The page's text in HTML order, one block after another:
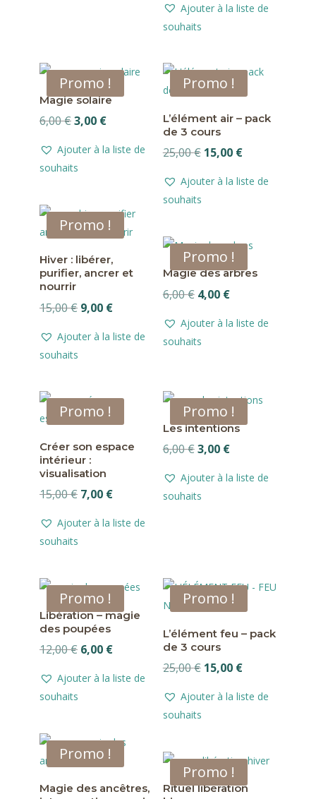
initial
était :
actuel
Ajouter à la liste de
souhaits
Promo !
Magie solaire
6,00€Le
initial
était :
3,00 €Le
actuel
Ajouter à la liste de
souhaits
Promo !
L’élément air – pack
de 3 cours
25,00€ Le
initial
15,00 €Le
actuel
Ajouter à la liste de
souhaits
Promo !
Hiver : libérer,
purifier, ancrer et
nourrir
15,00€ Le
initial
9,00 €Le
actuel
Ajouter à la liste de
souhaits
Promo !
Magie des arbres
6,00€ Le
initial
était :
4,00 €Le
actuel
Ajouter à la liste de
souhaits
Promo !
Créer son espace
intérieur :
visualisation
15,00€ Le
initial
7,00 €Le
actuel
Ajouter à la liste de
souhaits
Promo !
Les intentions
6,00€Le
initial
était :
3,00 €Le
actuel
Ajouter à la liste de
souhaits
Promo !
Libération – magie
des poupées
12,00€ Le
initial
6,00 €Le
actuel
Ajouter à la liste de
souhaits
Promo !
L’élément feu – pack
de 3 cours
25,00€ Le
initial
15,00 €Le
actuel
Ajouter à la liste de
souhaits
Promo !
Magie des ancêtres,
Promo !
Rituel libération